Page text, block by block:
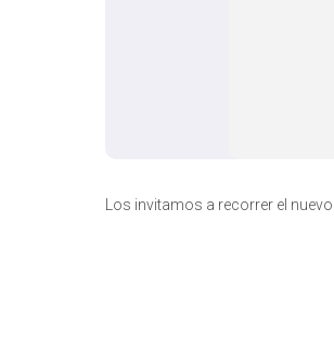
Los invitamos a recorrer el